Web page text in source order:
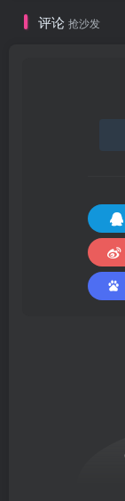
评论 抢沙发